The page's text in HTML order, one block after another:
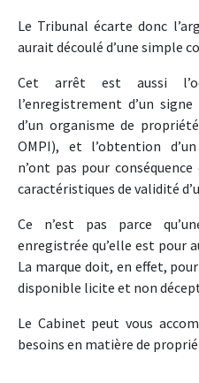
Le Tribunal écarte donc
aurait découlé d’une simple
Cet arrêt est aussi
l’enregistrement d’un
d’un organisme de
OMPI), et l’obtention
n’ont pas pour
caractéristiques de validité
Ce n’est pas parce
enregistrée qu’elle est pour
La marque doit, en effet,
disponible licite et non
Le Cabinet peut vous
besoins en matière de